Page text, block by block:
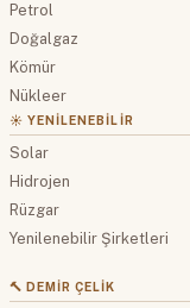
Petrol
Doğalgaz
Kömür
Nükleer
☀️ YENILENEBILIR
Solar
Hidrojen
Rüzgar
Yenilenebilir Şirketleri
🔨 DEMIR ÇELIK